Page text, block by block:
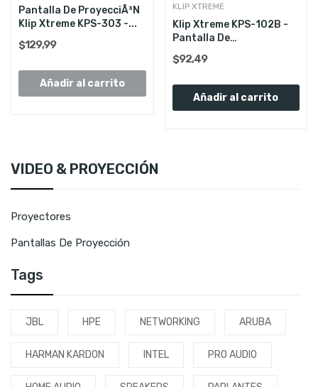
VIDEO & PROYECCIÓN
Proyectores
Pantallas De Proyección
Tags
JBL HPE NETWORKING ARUBA
HARMAN KARDON INTEL PRO AUDIO
Pantalla De ProyecciÃ³n
Klip Xtreme KPS-303 -...
$129,99
Añadir al carrito
KLIP XTREME
Klip Xtreme KPS-102B -
Pantalla De
$92,49
Añadir al carrito